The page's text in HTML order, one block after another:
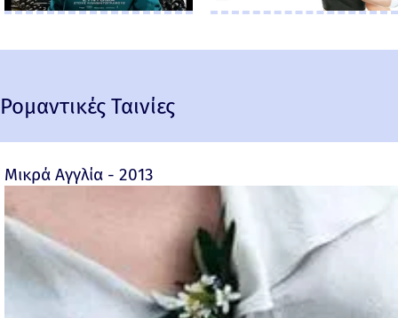
Ρομαντικές Ταινίες
Μικρά Αγγλία - 2013